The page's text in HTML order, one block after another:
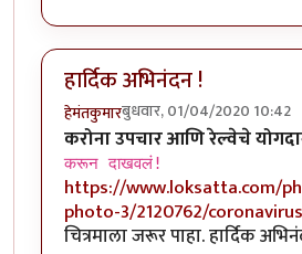
हार्दिक अभिनंदन !
हेमंतकुमारबुधवार, 01/04/2020 10:42
करोना उपचार आणि रेल्वेचे
करून दाखवलं!
https://www.loksatta.com/
photo-3/2120762/
चित्रमाला जरूर पाहा. हार्दिक